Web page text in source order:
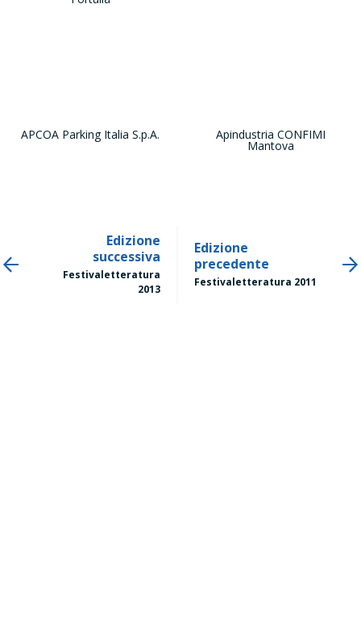
APCOA Parking Italia S.p.A. Apindustria CONFIMI
Mantova
Edizione
successiva
Festivaletteratura
2013
Edizione
precedente
Festivaletteratura 2011